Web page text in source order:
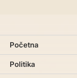
Početna
Politika